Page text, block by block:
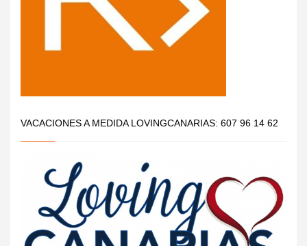
VACACIONES A MEDIDA LOVINGCANARIAS: 607 96 14 62